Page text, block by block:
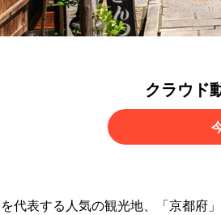
クラウド
代表する人気の観光地、「京都府」